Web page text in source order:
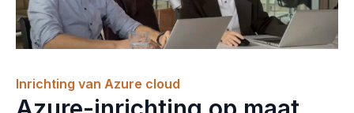
Inrichting van Azure cloud